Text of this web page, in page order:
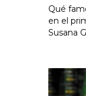
Qué
en el
Susana